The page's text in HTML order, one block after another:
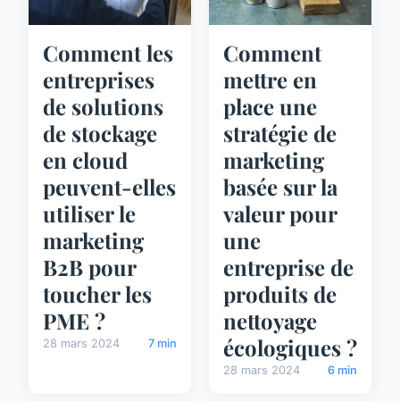
Comment les
entreprises
de solutions
de stockage
en cloud
peuvent-elles
utiliser le
marketing
B2B pour
toucher les
PME ?
28 mars 2024 7 min
Comment
mettre en
place une
stratégie de
marketing
basée sur la
valeur pour
une
entreprise de
produits de
nettoyage
écologiques ?
28 mars 2024 6 min